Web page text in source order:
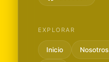
EXPLORAR
Inicio Nosotros